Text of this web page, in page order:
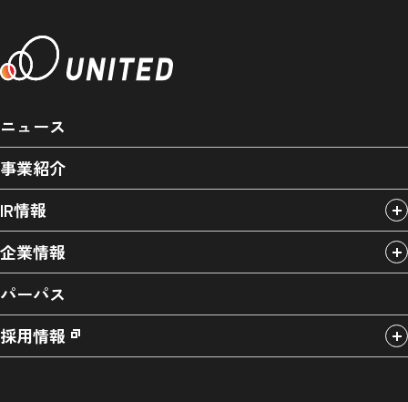
ニュース
事業紹介
IR情報
企業情報
パーパス
採用情報